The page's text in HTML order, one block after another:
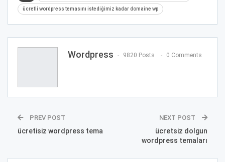
ücretli wordpress temasını istediğimiz kadar domaine wp
Wordpress 9820 Posts 0 Comments
PREV POST
ücretisiz wordpress tema
NEXT POST
ücretsiz dolgun
wordpress temaları